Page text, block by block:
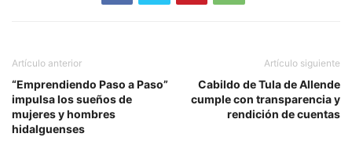
Artículo anterior
“Emprendiendo Paso a Paso”
impulsa los sueños de
mujeres y hombres
hidalguenses
Artículo siguiente
Cabildo de Tula de Allende
cumple con transparencia y
rendición de cuentas